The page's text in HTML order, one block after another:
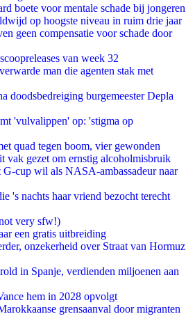
boete voor mentale schade bij jongeren
op hoogste niveau in ruim drie jaar
geen compensatie voor schade door
van week 32
man die agenten stak met
doodsbedreiging burgemeester Depla
'vulvalippen' op: 'stigma op
quad tegen boom, vier gewonden
vak gezet om ernstig alcoholmisbruik
cup wil als NASA-ambassadeur naar
's nachts haar vriend bezocht terecht
very sfw!)
een gratis uitbreiding
onzekerheid over Straat van Hormuz
in Spanje, verdienden miljoenen aan
hem in 2028 opvolgt
grensaanval door migranten